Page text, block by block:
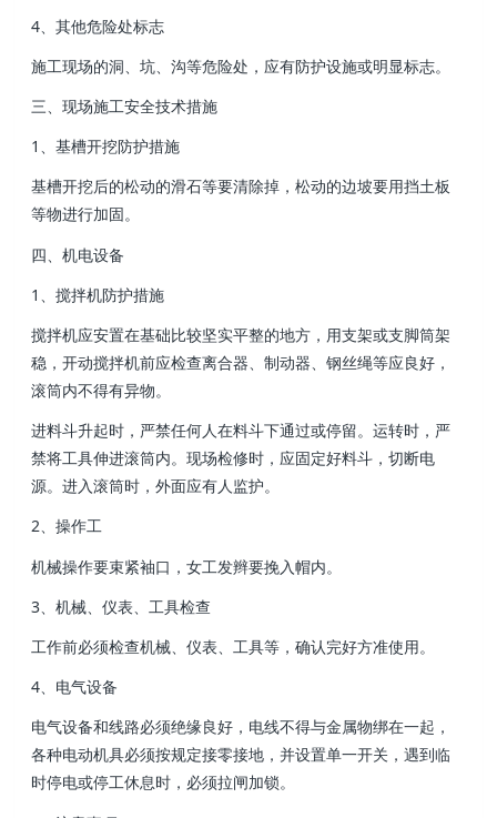
4 、其他危险处标志
施工现场的洞、坑、沟等危险处，应有防护设施或明显标志。
三 、现场施工安全技术措施
1、基槽开挖防护措施
基槽开挖后的松动的滑石等要清除掉 ，松动的边坡要用挡土板
等物进行加固 。
四、机电设备
1、搅拌机防护措施
搅拌机应安置在基础比较坚实平整的地方，用支架或支脚筒架
稳，开动搅拌机前应检查离合器、制动器、钢丝绳等应良好，
滚筒内不得有异物 。
进料斗升起时，严禁任何人在料斗下通过或停留 。运转时 ，严
禁将工具伸进滚筒内。现场检修时，应固定好料斗，切断电
源 。进入滚筒时，外面应有人监护。
2、操作工
机械操作要束紧袖口，女工发辫要挽入帽内 。
3、机械 、仪表 、工具检查
工作前必须检查机械 、仪表、工具等，确认完好方准使用。
4 、电气设备
电气设备和线路必须绝缘良好，电线不得与金属物绑在一起，
各种电动机具必须按规定接零接地 ，并设置单一开关 ，遇到临
时停电或停工休息时，必须拉闸加锁。